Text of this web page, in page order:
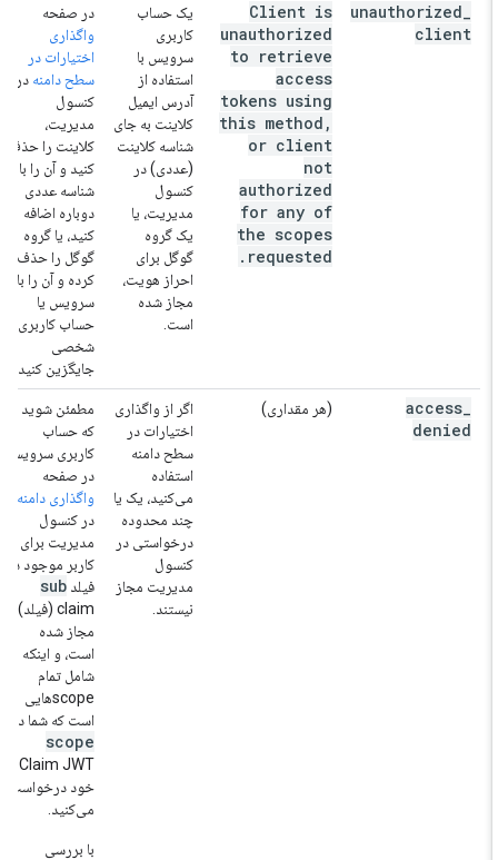
unauthorized
client
Client is
unauthorized
to retrieve
access
tokens using
this method
or client
not
authorized
for any of
the scopes
requested
.
یک حساب
کاربری
سرویس با
استفاده از
آدرس ایمیل
کلاینت به جای
شناسه کلاینت
(عددی) در
کنسول
مدیریت، یا
یک گروه
گوگل برای
احراز هویت،
مجاز شده
است.
در صفحه
واگذاری
اختیارات در
سطح دامنهدر
کنسول
مدیریت،
کلاینت را حذف
کنید و آن را با
شناسه عددی
دوباره اضافه
کنید، یا گروه
گوگل را حذف
کرده و آن را با
سرویس یا
حساب کاربری
شخصی
جایگزین کنید.
access
denied
(هر مقداری)
اگر از واگذاری
اختیارات در
سطح دامنه
استفاده
می‌کنید، یک یا
چند محدوده
درخواستی در
کنسول
مدیریت مجاز
نیستند.
مطمئن شوید
که حساب
کاربری سرویس
در صفحه
واگذاری دامنه
در کنسول
مدیریت برای
کاربر موجود در
فیلدsub
claim (فیلد)
مجاز شده
است، و اینکه
شامل تمام
scopeهایی
است که شما در
scope
Claim JWT
خود درخواست
می‌کنید.
با بررسی